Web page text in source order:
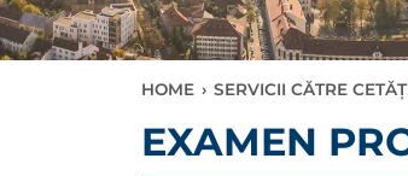
HOME › SERVICII CĂTRE
EXAMEN